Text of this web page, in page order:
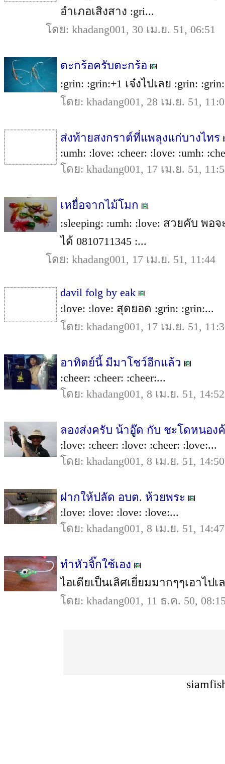
อำเภอเสิงสาง :gri...
โดย: khadang001, 30 เม.ย. 51, 06:51
ตะกร้อครับตะกร้อ
:grin: :grin:+1 เจ๋งไปเลย :grin:
โดย: khadang001, 28 เม.ย. 51,
ส่งท้ายสงกราต์ที่แพลุงแก่บางไทร
:umh: :love: :cheer: :love: :umh:
โดย: khadang001, 17 เม.ย. 51,
เหยื่อจากไม้โมก
:sleeping: :umh: :love: สวยคับ พ
ได้ 0810711345 :...
โดย: khadang001, 17 เม.ย. 51, 11:44
davil folg by eak
:love: :love: สุดยอด :grin: :grin:...
โดย: khadang001, 17 เม.ย. 51,
อาทิตย์นี้ มีมาโชว์อีกแล้ว
:cheer: :cheer: :cheer:...
โดย: khadang001, 8 เม.ย. 51, 14:52
ลองส่งครับ น้าอู๊ด กับ ชะโดหนอง
:love: :cheer: :love: :cheer: :love:...
โดย: khadang001, 8 เม.ย. 51, 14:50
ฝากให้ปลัด อบต. ห้วยพระ
:love: :love: :love: :love:...
โดย: khadang001, 8 เม.ย. 51, 14:47
ทำหัวจิ๊กใช้เอง
ไอเดียเป็นเลิศเยี่ยมมากๆๆเอาไปเ
โดย: khadang001, 11 ธ.ค. 50,